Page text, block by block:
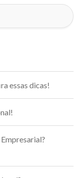
essas dicas!